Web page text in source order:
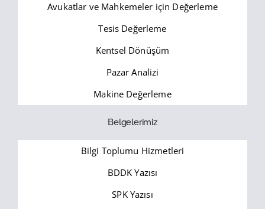
Avukatlar ve Mahkemeler için Değerleme
Tesis Değerleme
Kentsel Dönüşüm
Pazar Analizi
Makine Değerleme
Belgelerimiz
Bilgi Toplumu Hizmetleri
BDDK Yazısı
SPK Yazısı